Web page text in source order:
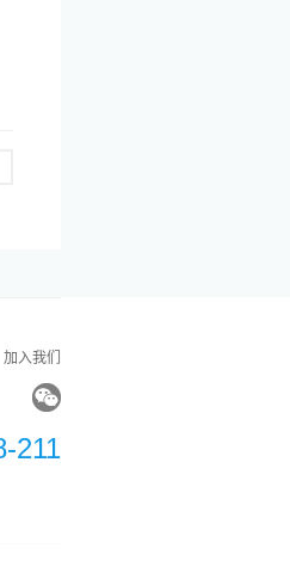
加入我们
211